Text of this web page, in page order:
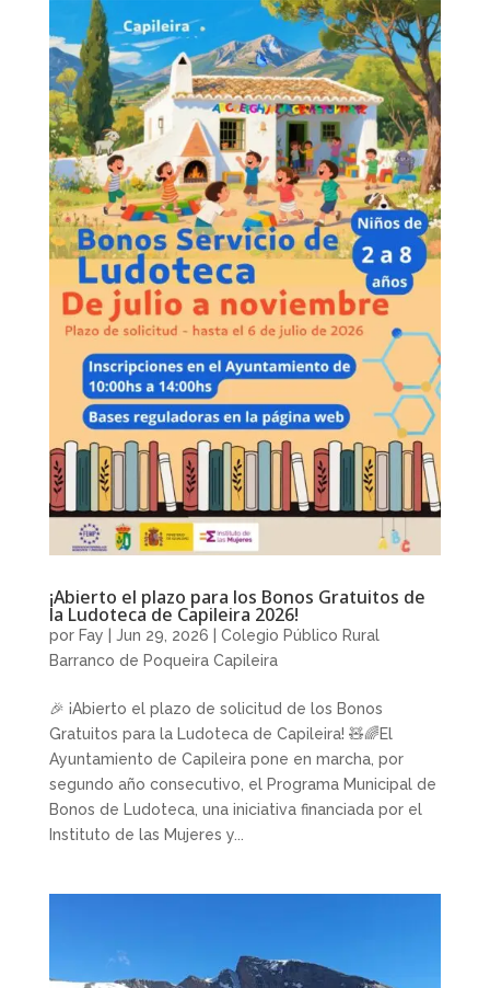
¡Abierto el plazo para los Bonos Gratuitos de
la Ludoteca de Capileira 2026!
por Fay Jun 29, 2026
Colegio Público Rural
Barranco de Poqueira Capileira
🎉 ¡Abierto el plazo de solicitud de los Bonos
Gratuitos para la Ludoteca de Capileira! 🧸🌈El
Ayuntamiento de Capileira pone en marcha, por
segundo año consecutivo, el Programa Municipal de
Bonos de Ludoteca, una iniciativa financiada por el
Instituto de las Mujeres y...